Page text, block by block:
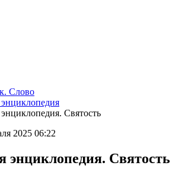
Слово
Святость
2025 06:22
энциклопедия. Святость